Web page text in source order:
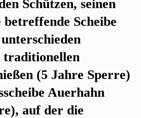
Schützen, seinen
betreffende Scheibe
traditionellen
(5 Jahre Sperre)
Auerhahn
auf der die